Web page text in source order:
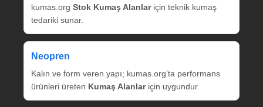
kumas.org Stok Kumaş Alanlariçin teknik kumaş
tedariki sunar.
Neopren
Kalın ve form veren yapı; kumas.org’ta performans
ürünleri üreten Kumaş Alanlariçin uygundur.